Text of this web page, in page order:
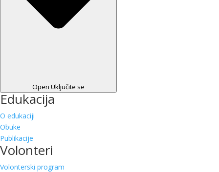
Open Uključite se
Edukacija
O edukaciji
Obuke
Publikacije
Volonteri
Volonterski program